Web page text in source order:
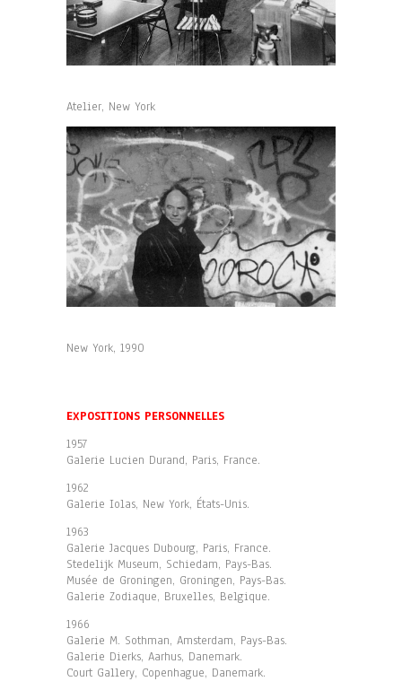
Atelier, New York
New York, 1990
EXPOSITIONS PERSONNELLES
1957
Galerie Lucien Durand, Paris, France.
1962
Galerie Iolas, New York, États-Unis.
1963
Galerie Jacques Dubourg, Paris, France.
Stedelijk Museum, Schiedam, Pays-Bas.
Musée de Groningen, Groningen, Pays-Bas.
Galerie Zodiaque, Bruxelles, Belgique.
1966
Galerie M. Sothman, Amsterdam, Pays-Bas.
Galerie Dierks, Aarhus, Danemark.
Court Gallery, Copenhague, Danemark.